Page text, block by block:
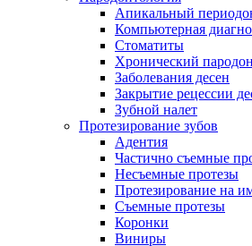
Апикальный
Компьютерная
Стоматиты
Хронический
Заболевания десен
Закрытие рецессии
Зубной налет
Протезирование зубов
Адентия
Частично съемные
Несъемные протезы
Протезирование на
Съемные протезы
Коронки
Виниры